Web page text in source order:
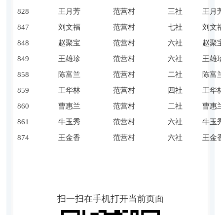
828
王月芳 范营村 三社
王月
847
刘文福 范营村 七社
刘文
848
赵聚宝 范营村 六社
赵聚
849
王雄珍 范营村 六社
王雄
858
陈富兰 范营村 二社
陈富
859
王华林 范营村 四社
王华
860
曹惠兰 范营村 二社
曹惠
861
牛玉秀 范营村 六社
牛玉
874
王金香 范营村 六社 王金
扫一扫在手机打开当前页面